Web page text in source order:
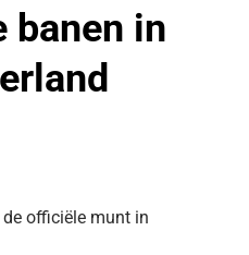
onze recruiters
banen in
officiële munt in